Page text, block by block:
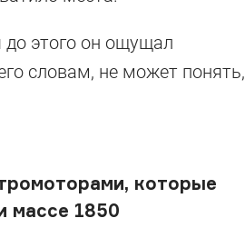
этого он ощущал
словам, не может понять,
которые
массе 1850